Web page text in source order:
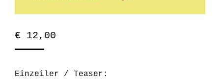
€ 12,00
Einzeiler / Teaser: